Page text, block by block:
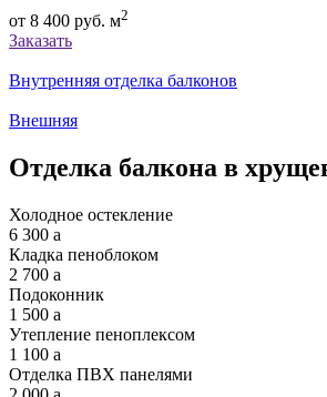
от 8 400 руб. м2
Заказать
Внутренняя отделка балконов
Внешняя
Отделка балкона в
Холодное остекление
6 300 a
Кладка пеноблоком
2 700 a
Подоконник
1 500 a
Утепление пеноплексом
1 100 a
Отделка ПВХ панелями